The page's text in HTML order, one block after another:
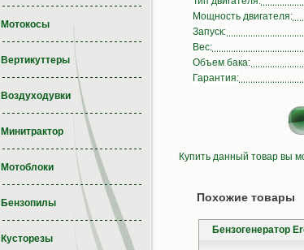
Мощность двигателя:
Запуск:
Вес:
Объем бака:
Гарантия:
Купить данный товар вы
Похожие товары
Бензогенератор
Мотокосы
Вертикуттеры
Воздуходувки
Минитрактор
Мотоблоки
Бензопилы
Кусторезы